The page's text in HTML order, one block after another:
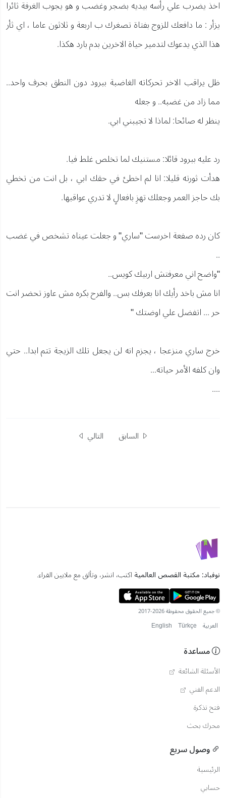
اخذ يضرب علي رأسه بيديه بضجر وغضب و هو يجوب الغرفة ثائرا
يزأر : ما دافعك للزوج بفتاة تصغرك ب اربعة و ثلاثون عاما ، اي ثأر
هذا الذي يدعوك لتدمير حياة الاخرين بدم بارد هكذا.
ظل يراقب الاخر تحركاته الغاضبة ببرود دون النطق بحرف واحد..
مما زاد من غضبه.. و جعله
ينظر له صائحا: لماذا لا تجيبني ابي.
رد عليه ببرود قائلا: مستنيك لما تخلص غلط فيا.
هدأت ثورته قليلا: انا لم اخطئ في حقك ابي ، بل انت من تخطي
بك حاجز العمر وجعلك تهزِ بافعالٍ لا تدري عواقبها.
كان رده صفعة اخرست "ساري" و جعلت عيناه تشخص في غضب
..
"واضح اني معرفتش اربيك كويس..
انا مش باخد رأيك انا بعرفك بس.. والفرح بكره مش عاوز تحضر انت
حر ... اتفضل علي اوضتك "
خرج ساري منزعجا ، يجزم انه لن يجعل تلك الزيجة تتم ابدا.. حتي
وان كلفه الأمر حياته...
....
السابق التالي
نوفباد: مكتبة القصص العالمية اكتب، انشر، وتألق مع ملايين القراء.
© جميع الحقوق محفوظة 2026-2017
العربية English Türkçe
مساعدة
الأسئلة الشائعة
الدعم الفني
فتح تذكرة
محرك بحث
وصول سريع
الرئيسية
حسابي